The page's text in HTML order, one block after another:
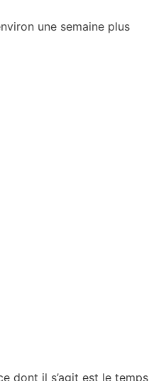
une semaine plus
dont il s’agit est le temps